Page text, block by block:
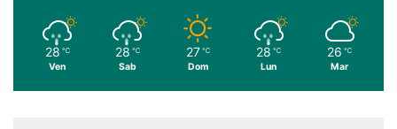
28 ℃
Ven
28 ℃
Sab
27 ℃
Dom
28 ℃
Lun
26 ℃
Mar